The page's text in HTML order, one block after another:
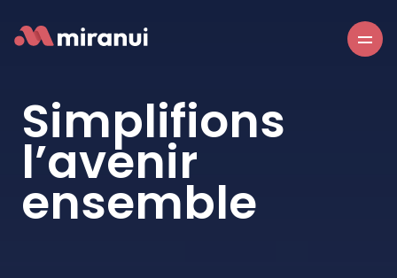
Simplifions
l’avenir
ensemble